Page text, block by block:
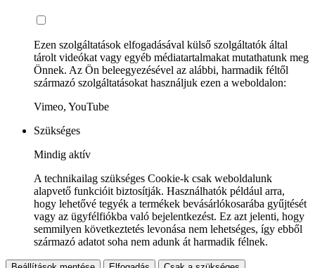
Ezen szolgáltatások elfogadásával külső szolgáltatók által
tárolt videókat vagy egyéb médiatartalmakat mutathatunk meg
Önnek. Az Ön beleegyezésével az alábbi, harmadik féltől
származó szolgáltatásokat használjuk ezen a weboldalon:
Vimeo, YouTube
Szükséges
Mindig aktív
A technikailag szükséges Cookie-k csak weboldalunk
alapvető funkcióit biztosítják. Használhatók például arra,
hogy lehetővé tegyék a termékek bevásárlókosarába gyűjtését
vagy az ügyfélfiókba való bejelentkezést. Ez azt jelenti, hogy
semmilyen következtetés levonása nem lehetséges, így ebből
származó adatot soha nem adunk át harmadik félnek.